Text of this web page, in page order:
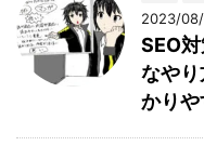
2023/
SEO
なや
かり